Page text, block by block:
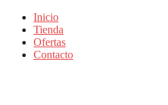
Inicio
Tienda
Ofertas
Contacto